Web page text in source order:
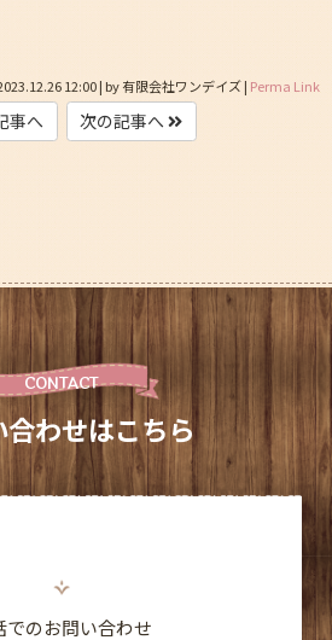
12:00| by有限会社ワンデイズ| Perma Link
事へ 次の記事へ
CONTACT
わせはこちら
でのお問い合わせ